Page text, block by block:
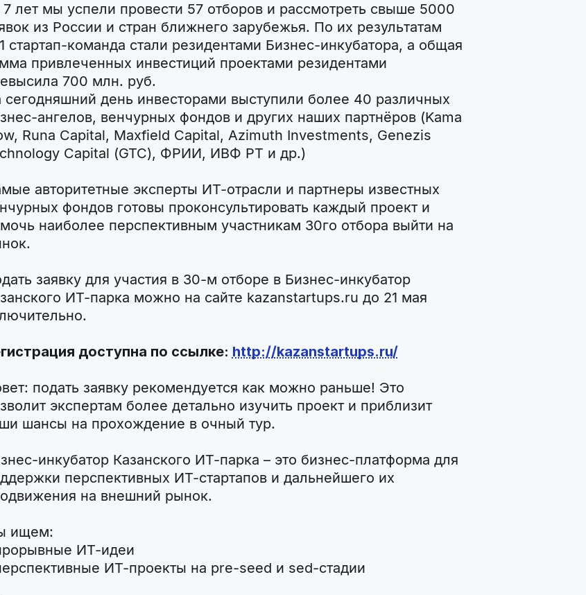
7 лет мы успели провести 57 отборов и рассмотреть свыше 5000
из России и стран ближнего зарубежья. По их результатам
стартап-команда стали резидентами Бизнес-инкубатора, а общая
привлеченных инвестиций проектами резидентами
700 млн. руб.
сегодняшний день инвесторами выступили более 40 различных
ангелов, венчурных фондов и других наших партнёров (Kama
Runa Capital, Maxfield Capital, Azimuth Investments, Genezis
Capital (GTC), ФРИИ, ИВФ РТ и др.)
авторитетные эксперты ИТ-отрасли и партнеры известных
фондов готовы проконсультировать каждый проект и
наиболее перспективным участникам 30го отбора выйти на
заявку для участия в 30-м отборе в Бизнес-инкубатор
ИТ-парка можно на сайте kazanstartups.ru до 21 мая
доступна по ссылке: http://kazanstartups.ru/
подать заявку рекомендуется как можно раньше! Это
экспертам более детально изучить проект и приблизит
шансы на прохождение в очный тур.
инкубатор Казанского ИТ-парка – это бизнес-платформа для
перспективных ИТ-стартапов и дальнейшего их
на внешний рынок.
ищем:
ИТ-идеи
ИТ-проекты на pre-seed и sed-стадии